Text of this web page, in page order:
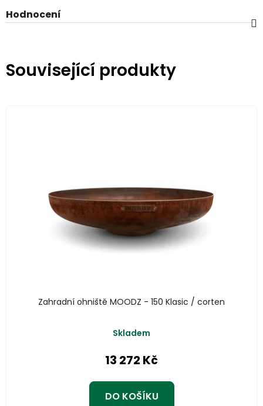
Hodnocení
Související produkty
Zahradní ohniště MOODZ - 150 Klasic / corten
Skladem
13 272 Kč
DO KOŠÍKU